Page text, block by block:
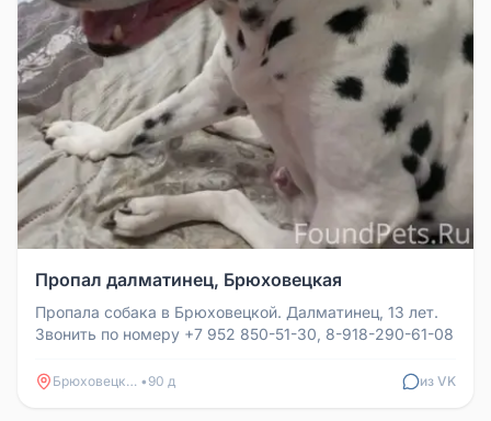
Пропал далматинец, Брюховецкая
Пропала собака в Брюховецкой. Далматинец, 13 лет.
Звонить по номеру +7 952 850-51-30, 8-918-290-61-08
Брюховецкая • 90 д из VK